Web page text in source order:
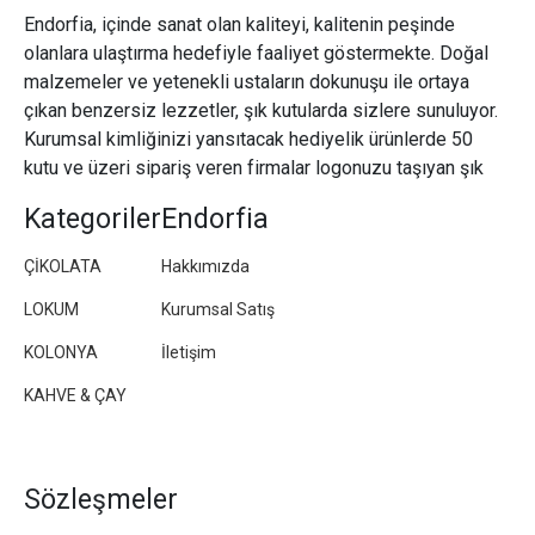
Endorfia, içinde sanat olan kaliteyi, kalitenin peşinde
olanlara ulaştırma hedefiyle faaliyet göstermekte. Doğal
malzemeler ve yetenekli ustaların dokunuşu ile ortaya
çıkan benzersiz lezzetler, şık kutularda sizlere sunuluyor.
Kurumsal kimliğinizi yansıtacak hediyelik ürünlerde 50
kutu ve üzeri sipariş veren firmalar logonuzu taşıyan şık
Kategoriler
ÇİKOLATA
LOKUM
KOLONYA
KAHVE & ÇAY
Endorfia
Hakkımızda
Kurumsal Satış
İletişim
Sözleşmeler